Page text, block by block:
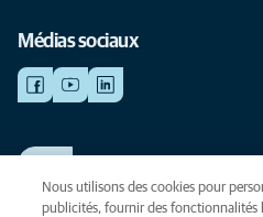
Médias sociaux
Voir nos offres d'emploi
Nous utilisons des cookies pour
publicités, fournir des fonctionnalités